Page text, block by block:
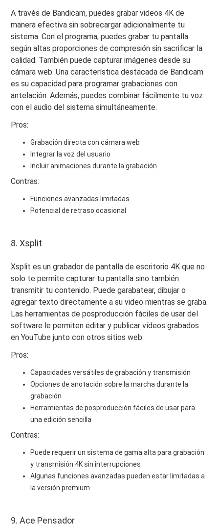
A través de Bandicam, puedes grabar videos 4K de
manera efectiva sin sobrecargar adicionalmente tu
sistema. Con el programa, puedes grabar tu pantalla
según altas proporciones de compresión sin sacrificar la
calidad. También puede capturar imágenes desde su
cámara web. Una característica destacada de Bandicam
es su capacidad para programar grabaciones con
antelación. Además, puedes combinar fácilmente tu voz
con el audio del sistema simultáneamente.
Pros:
Grabación directa con cámara web
Integrar la voz del usuario
Incluir animaciones durante la grabación.
Contras:
Funciones avanzadas limitadas
Potencial de retraso ocasional
8. Xsplit
Xsplit es un grabador de pantalla de escritorio 4K que no
solo te permite capturar tu pantalla sino también
transmitir tu contenido. Puede garabatear, dibujar o
agregar texto directamente a su video mientras se graba.
Las herramientas de posproducción fáciles de usar del
software le permiten editar y publicar vídeos grabados
en YouTube junto con otros sitios web.
Pros:
Capacidades versátiles de grabación y transmisión
Opciones de anotación sobre la marcha durante la
grabación
Herramientas de posproducción fáciles de usar para
una edición sencilla
Contras:
Puede requerir un sistema de gama alta para grabación
y transmisión 4K sin interrupciones
Algunas funciones avanzadas pueden estar limitadas a
la versión premium
9. Ace Pensador